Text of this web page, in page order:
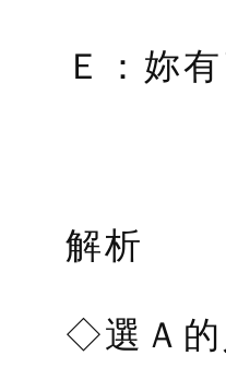
Ｅ：妳
解析
◇選Ａ的